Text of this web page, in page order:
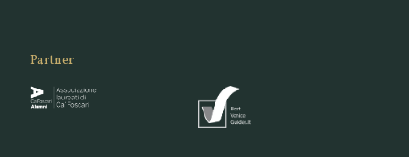
Partner